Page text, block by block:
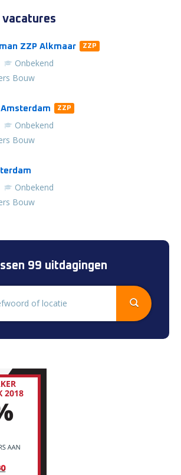
ZZP Alkmaar ZZP
Onbekend
Bouw
ZZP
Onbekend
Bouw
Onbekend
Bouw
99 uitdagingen